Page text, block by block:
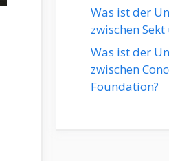
Was ist der
zwischen
Was ist der
zwischen
Foundation?